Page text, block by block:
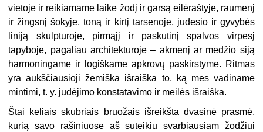
vietoje ir reikiamame laike žodį ir garsą eilėraštyje, raumenį
ir žingsnį šokyje, toną ir kirtį tarsenoje, judesio ir gyvybės
liniją skulptūroje, pirmąjį ir paskutinį spalvos virpesį
tapyboje, pagaliau architektūroje – akmenį ar medžio siją
harmoningame ir logiškame apkrovų paskirstyme. Ritmas
yra aukščiausioji žemiška išraiška to, ką mes vadiname
mintimi, t. y. judėjimo konstatavimo ir meilės išraiška.
Štai keliais skubriais bruožais išreikšta dvasinė prasmė,
kurią savo raši­niuose aš suteikiu svarbiausiam žodžiui